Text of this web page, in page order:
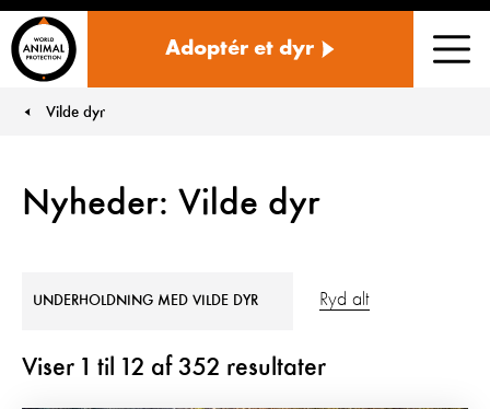
Adoptér et dyr
You are here:
Vilde dyr
Nyheder: Vilde dyr
UNDERHOLDNING MED VILDE DYR Ryd alt
Viser 1 til 12 af 352 resultater